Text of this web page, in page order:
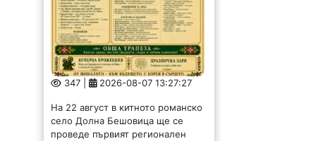
347 | 2026-08-07 13:27:27
На 22 август в китното романско
село Долна Бешовица ще се
проведе първият регионален